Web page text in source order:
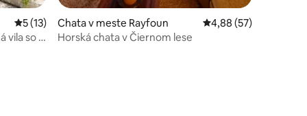
Priemerné ohodnotenie 5 z 5, počet hodnotení: 13
5 (13)
vila so 4
Chata v meste Rayfoun Priemerné
4,88 (57)
Horská chata v Čiernom lese